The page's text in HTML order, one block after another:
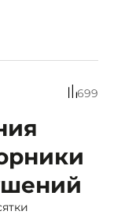
699